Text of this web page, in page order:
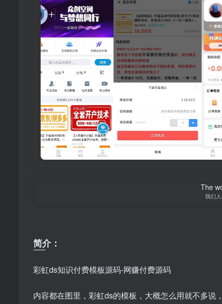
The
我们
简介：
彩虹ds知识付费模板源码-网赚付费源码
内容都在图里，彩虹ds的模板，大概怎么用就不多说